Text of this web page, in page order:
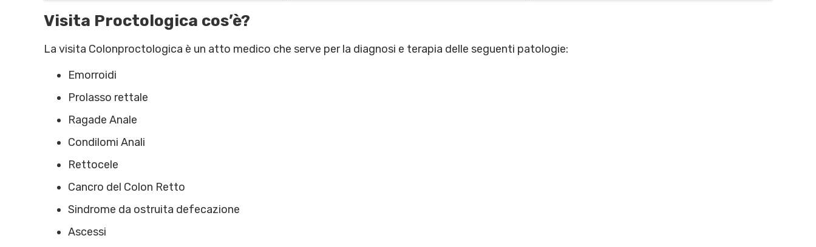
Visita Proctologica cos’è?
La visita Colonproctologica è un atto medico che serve per la diagnosi e terapia delle seguenti patologie:
Emorroidi
Prolasso rettale
Ragade Anale
Condilomi Anali
Rettocele
Cancro del Colon Retto
Sindrome da ostruita defecazione
Ascessi